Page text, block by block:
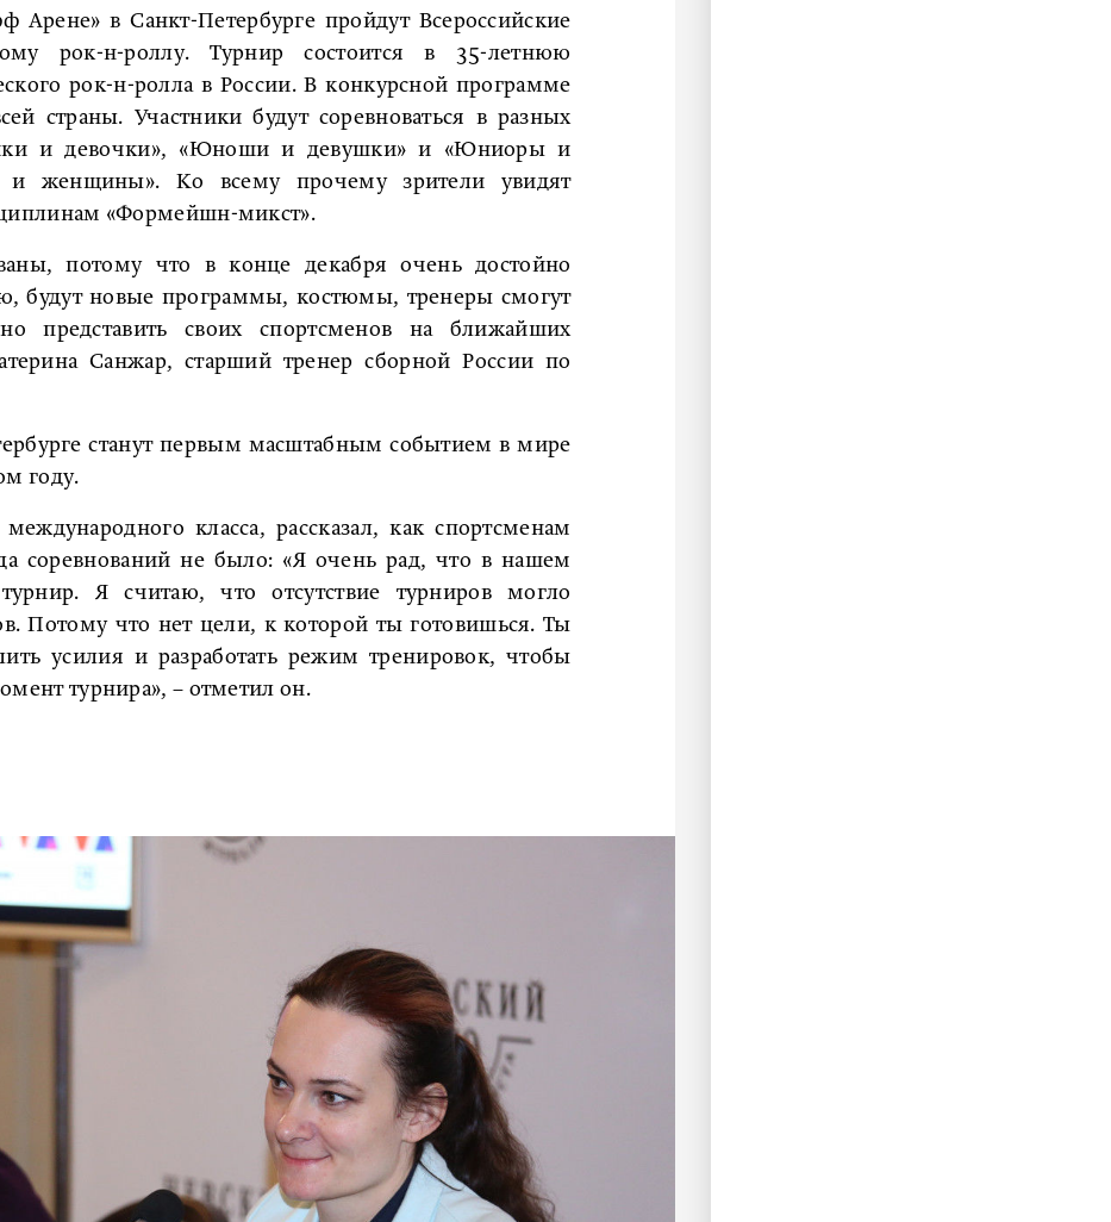
Арене» в Санкт-Петербурге пройдут Всероссийские
рок-н-роллу. Турнир состоится в 35-летнюю
рок-н-ролла в России. В конкурсной программе
страны. Участники будут соревноваться в разных
и девочки», «Юноши и девушки» и «Юниоры и
женщины». Ко всему прочему зрители увидят
«Формейшн-микст».
потому что в конце декабря очень достойно
будут новые программы, костюмы, тренеры смогут
представить своих спортсменов на ближайших
Санжар, старший тренер сборной России по
станут первым масштабным событием в мире
году.
класса, рассказал, как спортсменам
соревнований не было: «Я очень рад, что в нашем
Я считаю, что отсутствие турниров могло
Потому что нет цели, к которой ты готовишься. Ты
усилия и разработать режим тренировок, чтобы
турнира», – отметил он.